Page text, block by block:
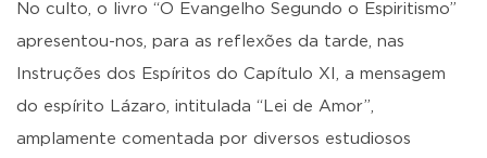
No culto, o livro “O Evangelho Segundo o Espiritismo”
apresentou-nos, para as reflexões da tarde, nas
Instruções dos Espíritos do Capítulo XI, a mensagem
do espírito Lázaro, intitulada “Lei de Amor”,
amplamente comentada por diversos estudiosos